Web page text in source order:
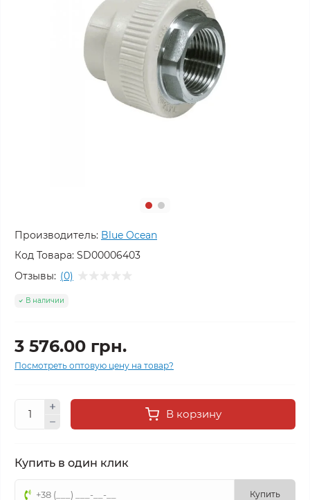
Производитель: Blue Ocean
Код Товара: SD00006403
Отзывы: (0)
В наличии
3 576.00 грн.
Посмотреть оптовую цену на товар?
В корзину
Купить в один клик
Купить